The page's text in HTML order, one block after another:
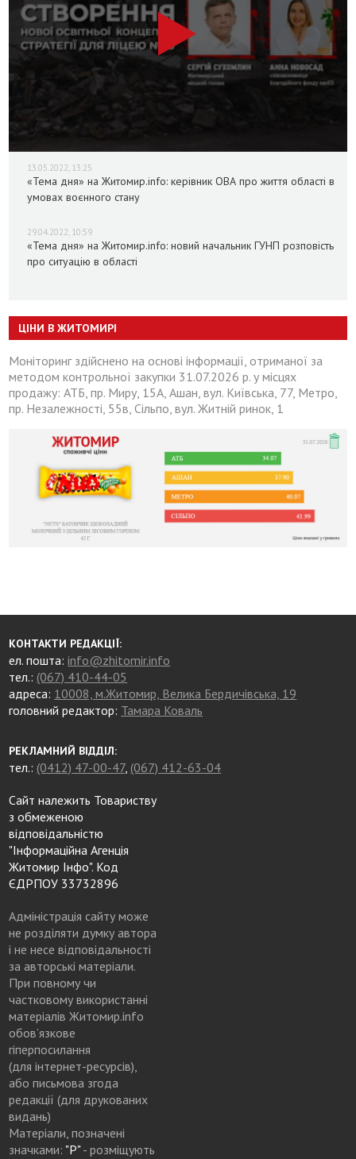
13.05.2022, 13:25
«Тема дня» на Житомир.info: керівник ОВА про життя області в
умовах воєнного стану
29.04.2022, 10:59
«Тема дня» на Житомир.info: новий начальник ГУНП розповість
про ситуацію в області
ЦІНИ В ЖИТОМИРІ
Моніторинг здійснено на основі інформації, отриманої за
методом контрольної закупки 31.07.2026 р. у місцях
продажу: АТБ, пр. Миру, 15А, Ашан, вул. Київська, 77, Метро,
пр. Незалежності, 55в, Сільпо, вул. Житній ринок, 1
КОНТАКТИ РЕДАКЦІЇ:
ел. пошта:info@zhitomir.info
тел.: (067) 410-44-05
адреса: 10008, м.Житомир, Велика Бердичівська, 19
головний редактор: Тамара Коваль
РЕКЛАМНИЙ ВІДДІЛ:
тел.: (0412) 47-00-47, (067) 412-63-04
Сайт належить Товариству
з обмеженою
відповідальністю
"Інформаційна Агенція
Житомир Інфо". Код
ЄДРПОУ 33732896
Адміністрація сайту може
не розділяти думку автора
і не несе відповідальності
за авторські матеріали.
При повному чи
частковому використанні
матеріалів Житомир.info
обов’язкове
гіперпосилання
(для інтернет-ресурсів),
або письмова згода
редакції (для друкованих
видань)
Матеріали, позначені
значками: "Р"- розміщують